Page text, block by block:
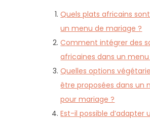
Quels plats africains
un menu de mariage ?
Comment intégrer des
africaines dans un
Quelles options
être proposées dans un
pour mariage ?
Est-il possible d’adapter